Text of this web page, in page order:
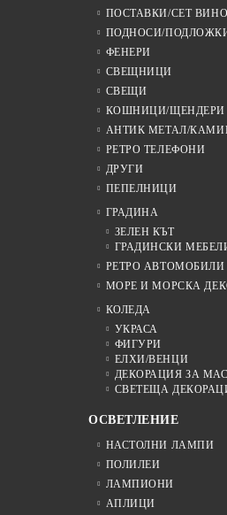
ПОСТАВКИ/СЕТ ВИНО
ПОДНОСИ/
ФЕНЕРИ
СВЕЩНИЦИ
СВЕЩИ
КОШНИЦИ/ЩЕНДЕРИ
АНТИК МЕТАЛ/
РЕТРО ТЕЛЕФОНИ
ДРУГИ
ПЕПЕЛНИЦИ
ГРАДИНА
ЗЕЛЕН КЪТ
ГРАДИНСКИ
РЕТРО АВТОМОБИЛИ
МОРЕ И МОРСКА
КОЛЕДА
УКРАСА
ФИГУРИ
ЕЛХИ/ВЕНЦИ
ДЕКОРАЦИЯ ЗА
СВЕТЕЩА
ОСВЕТЛЕНИЕ
НАСТОЛНИ ЛАМПИ
ПОЛИЛЕИ
ЛАМПИОНИ
АПЛИЦИ